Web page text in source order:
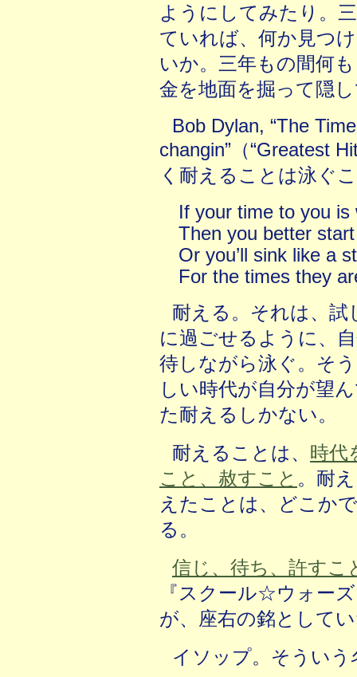
ようにしてみたり。
ていれば、何か見つ
いか。三年もの間何
金を地面を掘って隠
Bob Dylan, “The
changin”（“Greatest
く耐えることは泳ぐ
If your time to you is
Then you better start
Or you’ll sink like a
For the times they
耐える。それは、
に過ごせるように、
待しながら泳ぐ。そ
しい時代が自分が望
た耐えるしかない。
耐えることは、 時代
こと、赦すこと 。耐
えたことは、どこか
る。
信じ、待ち、許すこ
『スクール☆ウォー
が、座右の銘として
イソップ。そうい